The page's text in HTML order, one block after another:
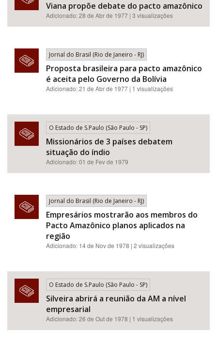
Viana propõe debate do pacto amazônico
Adicionado: 28 de Abr de 1977 | 3 visualizações
Jornal do Brasil (Rio de Janeiro - RJ)
Proposta brasileira para pacto amazônico
é aceita pelo Governo da Bolívia
Adicionado: 21 de Abr de 1977 | 1 visualizações
O Estado de S.Paulo (São Paulo - SP)
Missionários de 3 países debatem
situação do índio
Adicionado: 01 de Fev de 1979
Jornal do Brasil (Rio de Janeiro - RJ)
Empresários mostrarão aos membros do
Pacto Amazônico planos aplicados na
região
Adicionado: 14 de Nov de 1978 | 2 visualizações
O Estado de S.Paulo (São Paulo - SP)
Silveira abrirá a reunião da AM a nível
empresarial
Adicionado: 26 de Out de 1978 | 1 visualizações